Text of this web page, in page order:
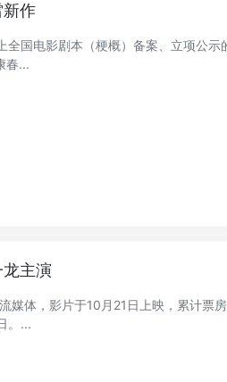
新作
国电影剧本（梗概）备案、立项公示
春...
主演
体，影片于10月21日上映，累计票房
。...